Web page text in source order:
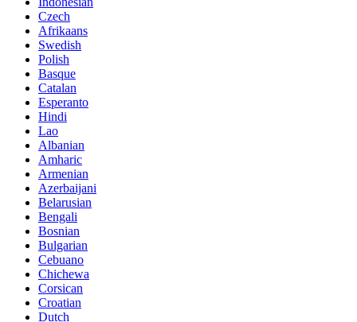
Czech
Afrikaans
Swedish
Polish
Basque
Catalan
Esperanto
Hindi
Lao
Albanian
Amharic
Armenian
Azerbaijani
Belarusian
Bengali
Bosnian
Bulgarian
Cebuano
Chichewa
Corsican
Croatian
Dutch